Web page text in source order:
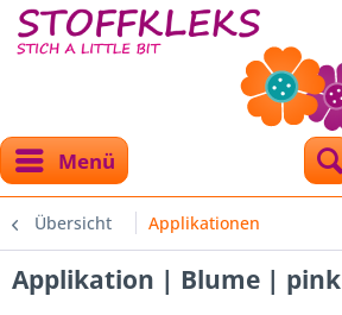
Menü
Übersicht Applikationen
Applikation | Blume |